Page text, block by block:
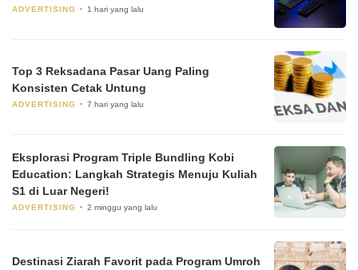
ADVERTISING 1 hari yang lalu
Top 3 Reksadana Pasar Uang Paling
Konsisten Cetak Untung
ADVERTISING 7 hari yang lalu
Eksplorasi Program Triple Bundling Kobi
Education: Langkah Strategis Menuju Kuliah
S1 di Luar Negeri!
ADVERTISING 2 minggu yang lalu
Destinasi Ziarah Favorit pada Program Umroh